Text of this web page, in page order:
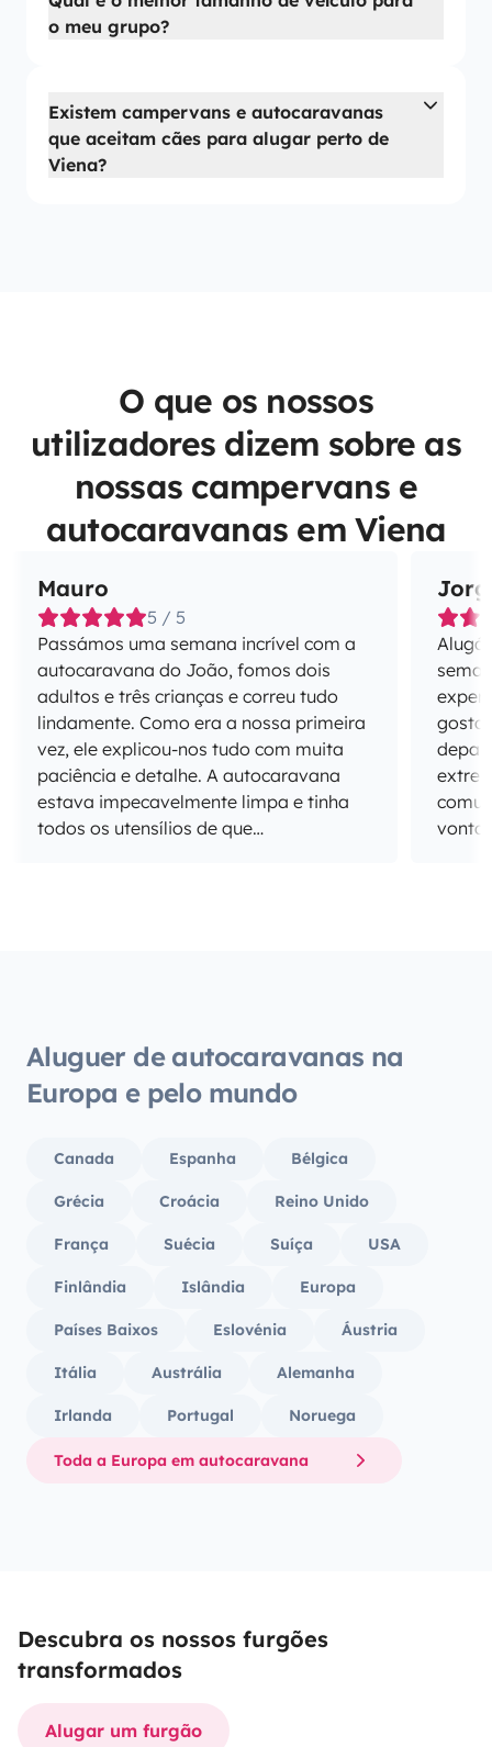
o meu grupo?
Existem campervans e autocaravanas
que aceitam cães para alugar perto de
Viena?
O que os nossos
utilizadores dizem sobre as
nossas campervans e
autocaravanas em Viena
Mauro
5 / 5
Passámos uma semana incrível com a
autocaravana do João, fomos dois
adultos e três crianças e correu tudo
lindamente. Como era a nossa primeira
vez, ele explicou-nos tudo com muita
paciência e detalhe. A autocaravana
estava impecavelmente limpa e tinha
todos os utensílios de que
gostar ou não.
Aluguer de autocaravanas na
Europa e pelo mundo
Canada Espanha Bélgica
Grécia Croácia Reino Unido
França Suécia Suíça USA
Finlândia Islândia Europa
Países Baixos Eslovénia Áustria
Itália Austrália Alemanha
Irlanda Portugal Noruega
Toda a Europa em autocaravana
Descubra os nossos furgões
transformados
Alugar um furgão